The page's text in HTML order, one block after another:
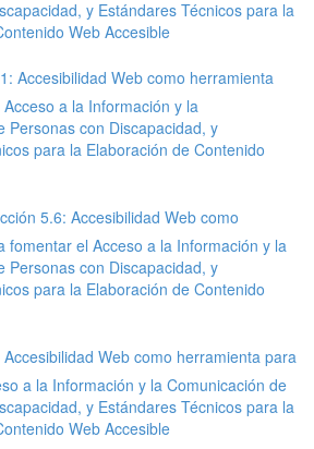
y Estándares Técnicos para la
Web Accesible
Accesibilidad Web como herramienta
a la Información y la
Personas con Discapacidad, y
para la Elaboración de Contenido
5.6: Accesibilidad Web como
fomentar el Acceso a la Información y la
Personas con Discapacidad, y
para la Elaboración de Contenido
Web como herramienta para
a la Información y la Comunicación de
y Estándares Técnicos para la
Web Accesible